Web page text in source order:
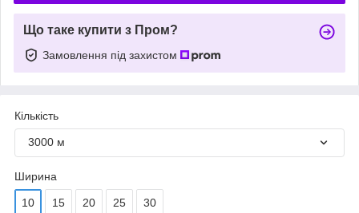
Що таке купити з Пром?
Замовлення під захистом
Кількість
3000 м
Ширина
10 15 20 25 30